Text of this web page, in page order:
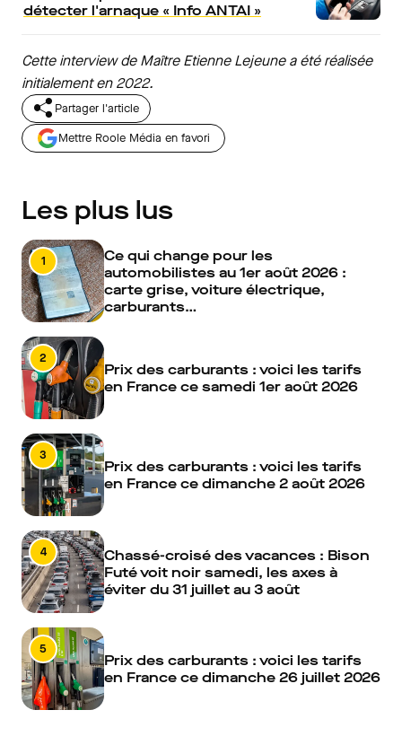
détecter l'arnaque « Info ANTAI »
Cette interview de Maître Etienne Lejeune a été réalisée
initialement en 2022.
Partager l'article
Mettre Roole Média en favori
Les plus lus
1
Ce qui change pour les
automobilistes au 1er août 2026 :
carte grise, voiture électrique,
carburants…
2
Prix des carburants : voici les tarifs
en France ce samedi 1er août 2026
3
Prix des carburants : voici les tarifs
en France ce dimanche 2 août 2026
4
Chassé-croisé des vacances : Bison
Futé voit noir samedi, les axes à
éviter du 31 juillet au 3 août
5
Prix des carburants : voici les tarifs
en France ce dimanche 26 juillet 2026